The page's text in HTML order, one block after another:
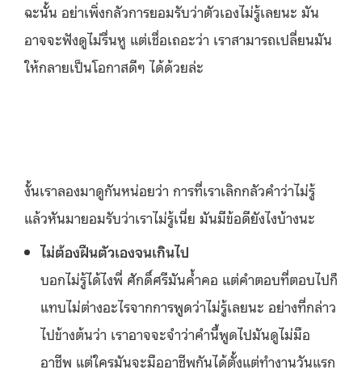
ฉะนั้น อย่าเพิ่งกลัวการยอมรับว่าตัวเองไม่รู้เลยนะ มัน
อาจจะฟังดูไม่รื่นหู แต่เชื่อเถอะว่า เราสามารถเปลี่ยนมัน
ให้กลายเป็นโอกาสดีๆ ได้ด้วยล่ะ
งั้นเราลองมาดูกันหน่อยว่า การที่เราเลิกกลัวคำว่าไม่รู้
แล้วหันมายอมรับว่าเราไม่รู้เนี่ย มันมีข้อดียังไงบ้างนะ
ไม่ต้องฝืนตัวเองจนเกินไป
บอกไม่รู้ได้ไงพี่ ศักดิ์ศรีมันค้ำคอ แต่คำตอบที่ตอบไปก็
แทบไม่ต่างอะไรจากการพูดว่าไม่รู้เลยนะ อย่างที่กล่าว
ไปข้างต้นว่า เราอาจจะจำว่าคำนี้พูดไปมันดูไม่มือ
อาชีพ แต่ใครมันจะมืออาชีพกันได้ตั้งแต่ทำงานวันแรก